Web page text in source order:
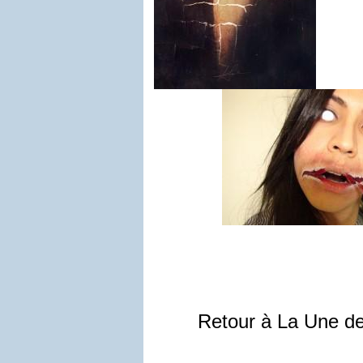
Retour à La Une